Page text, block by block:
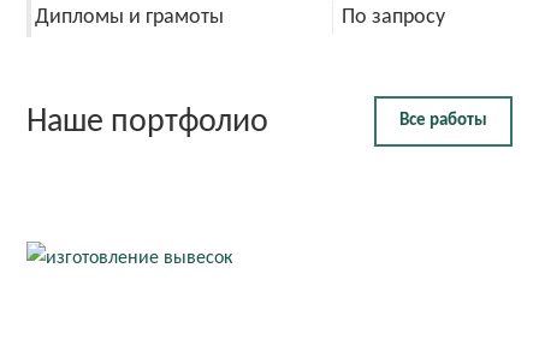
Дипломы и грамоты По запросу
Наше портфолио Все работы